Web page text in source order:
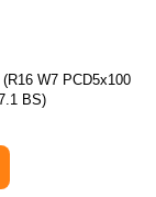
W7 PCD5x100
BS)